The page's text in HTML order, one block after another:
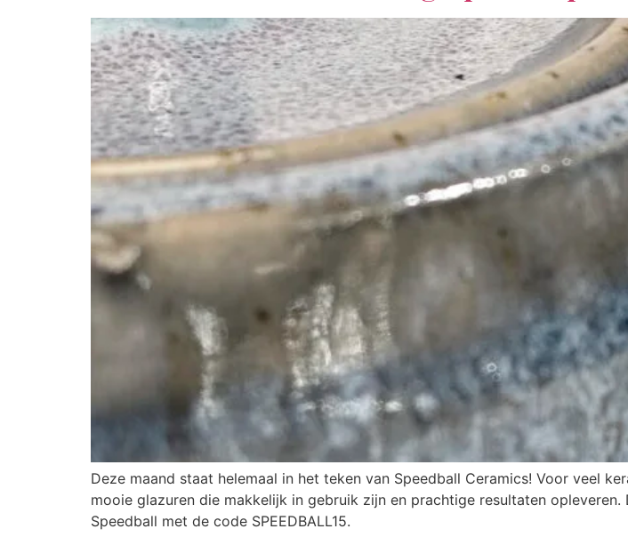
Deze maand staat helemaal in het teken van Speedball Ceramics! Voor veel
mooie glazuren die makkelijk in gebruik zijn en prachtige resultaten
Speedball met de code SPEEDBALL15.